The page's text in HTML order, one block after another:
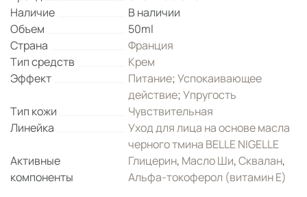
Наличие
В наличии
Объем
50ml
Страна
Франция
Тип средств
Крем
Эффект
Питание;Успокаивающее
действие;Упругость
Тип кожи
Чувствительная
Линейка
Уход для лица на основе масла
черного тмина BELLE NIGELLE
Активные
компоненты
Глицерин, Масло Ши,Сквалан,
Альфа-токоферол (витамин Е)